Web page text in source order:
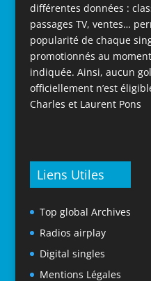
différentes données :
passages TV, ventes…
popularité de chaque
promotionnés au
indiquée. Ainsi, aucun
officiellement n’est
Charles et Laurent Pons
Liens Utiles
Top global Archives
Radios airplay
Digital singles
Mentions Légales